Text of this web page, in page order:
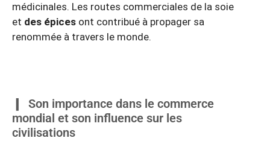
médicinales. Les routes commerciales de la soie
et des épices ont contribué à propager sa
renommée à travers le monde.
Son importance dans le commerce
mondial et son influence sur les
civilisations